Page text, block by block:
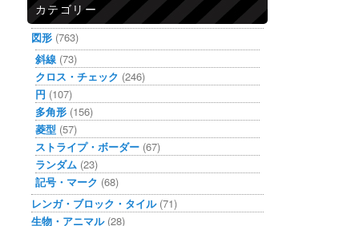
カテゴリー
図形 (763)
斜線 (73)
クロス・チェック (246)
円 (107)
多角形 (156)
菱型 (57)
ストライプ・ボーダー (67)
ランダム (23)
記号・マーク (68)
レンガ・ブロック・タイル(71)
生物・アニマル(28)